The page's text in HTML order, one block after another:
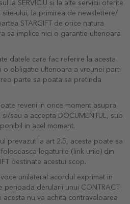
la SERVICIU si la alte servicii oferite
site-ului, la primirea de newslettere/
STARGIFT de orice natura
sa implice nici o garantie ulterioara
datele care fac referire la acesta
o obligatie ulterioara a vreunei parti
parte sa poata sa pretinda
reveni in orice moment asupra
sau a accepta DOCUMENTUL, sub
in acel moment.
prevazut la art 2.5, acesta poate sa
foloseasca legaturile (link-urile) din
destinate acestui scop.
unilateral acordul exprimat in
perioada derularii unui CONTRACT
acesta nu va achita contravaloarea